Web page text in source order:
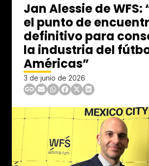
Jan Alessie de WFS:
el punto de
definitivo para
la industria del
Américas”
3 de junio de 2026